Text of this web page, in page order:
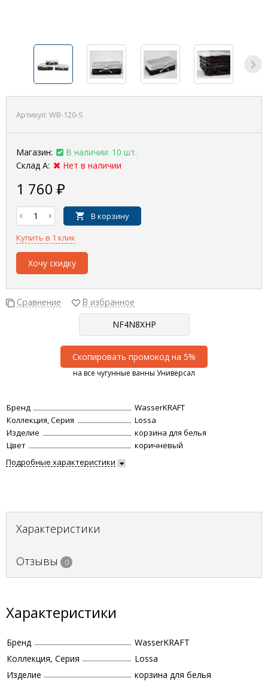
Артикул: WB-120-S
Магазин:
В наличии: 10 шт.
Склад А:
Нет в наличии
1 760 ₽
В корзину
Купить в 1 клик
Хочу скидку
Сравнение В избранное
Скопировать промокод на 5%
на все чугунные ванны Универсал
Бренд
WasserKRAFT
Коллекция, Серия
Lossa
Изделие
корзина для белья
Цвет
коричневый
Подробные характеристики
Характеристики
Отзывы 0
Характеристики
Бренд
WasserKRAFT
Коллекция, Серия
Lossa
Изделие
корзина для белья